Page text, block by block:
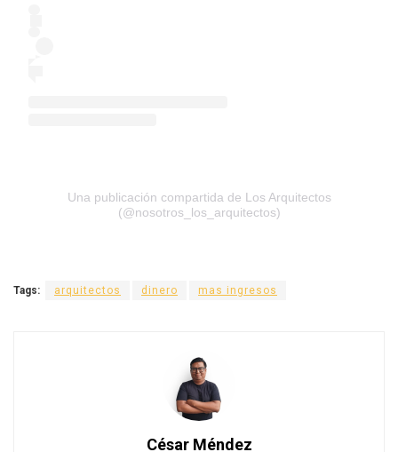
Una publicación compartida de Los Arquitectos
(@nosotros_los_arquitectos)
Tags: arquitectos dinero mas ingresos
César Méndez